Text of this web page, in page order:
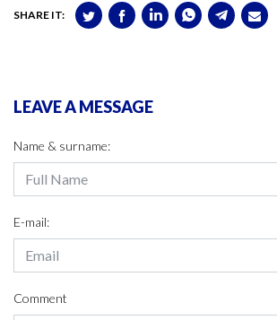
SHARE IT:
LEAVE A MESSAGE
Name & surname:
E-mail:
Comment